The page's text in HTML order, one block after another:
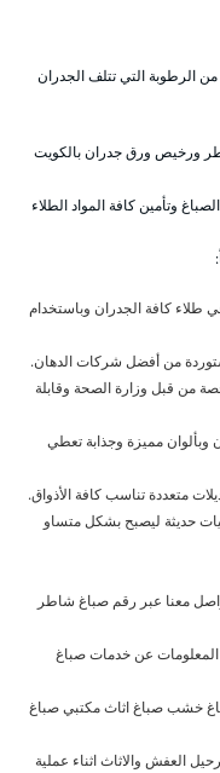
الرطوبة التي تتلف الجدران
ورخيص ورق جدران بالكويت
وتأمين كافة المواد الطلاء
طلاء كافة الجدران وباستخدام
من أفضل شركات الدهان.
من قبل وزارة الصحة وقابلة
مميزة وجذابة تعطي
حديثة ليصبح بشكل متساو
معنا عبر رقم صباغ شاطر
المعلومات عن خدمات صباغ
خشب صباغ اثاث مكتبي صباغ
العفش والاثاث اثناء عملية